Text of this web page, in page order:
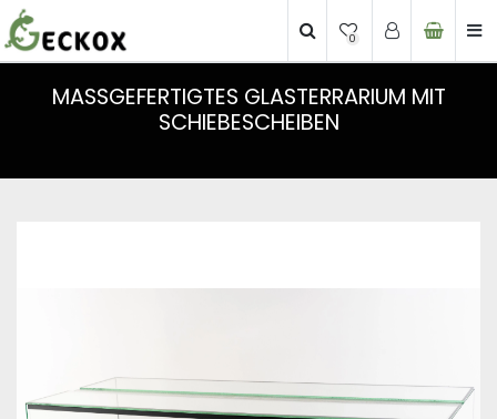
0
MASSGEFERTIGTES GLASTERRARIUM MIT S
CHIEBESCHEIBEN